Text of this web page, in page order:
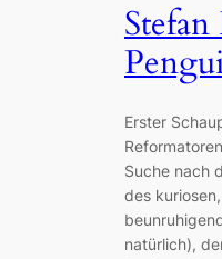
Erster
Suche nach
des
natürlich),